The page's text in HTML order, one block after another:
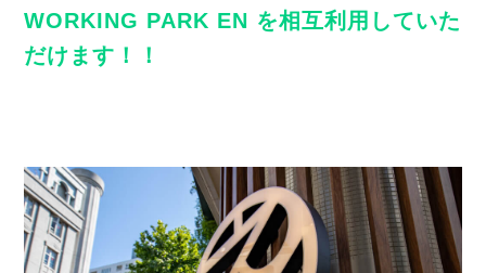
WORKING PARK EN を相互利用していた
だけます！！